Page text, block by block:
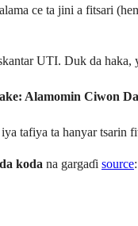
ce ta jini a fitsari
UTI. Duk da haka,
Alamomin Ciwon
tafiya ta hanyar
koda na gargaɗi source: